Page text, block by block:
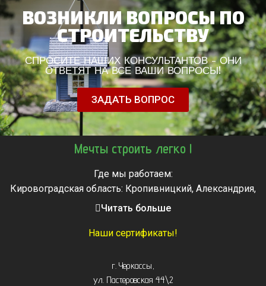
ВОЗНИКЛИ ВОПРОСЫ ПО
СТРОИТЕЛЬСТВУ
СПРОСИТЕ НАШИХ КОНСУЛЬТАНТОВ - ОНИ
ОТВЕТЯТ НА ВСЕ ВАШИ ВОПРОСЫ!
ЗАДАТЬ ВОПРОС
Мечты строить легко !
Где мы работаем:
Кировоградская область: Кропивницкий, Александрия,
Знаменка, Долинская, Новоархангельск, Светловодск
Звенигородка, Золотоноша, Каменка, Канев, Корсунь-
Монастырище, Смела, Тальное, Умань, Христиновка.
Черкассы, Чигирин, Чорнобай, Шпола
Читать больше
Наши сертификаты!
г. Черкассы
ул. Пастеровская 44\2